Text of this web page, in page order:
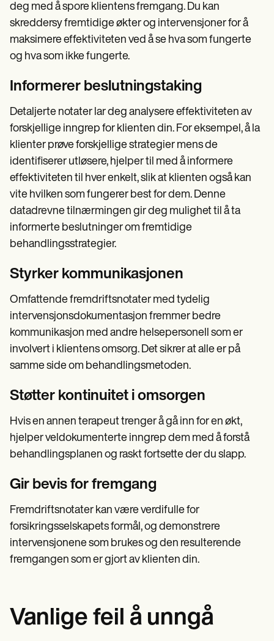
deg med å spore klientens fremgang. Du kan
skreddersy fremtidige økter og intervensjoner for å
maksimere effektiviteten ved å se hva som fungerte
og hva som ikke fungerte.
Informerer beslutningstaking
Detaljerte notater lar deg analysere effektiviteten av
forskjellige inngrep for klienten din. For eksempel, å la
klienter prøve forskjellige strategier mens de
identifiserer utløsere, hjelper til med å informere
effektiviteten til hver enkelt, slik at klienten også kan
vite hvilken som fungerer best for dem. Denne
datadrevne tilnærmingen gir deg mulighet til å ta
informerte beslutninger om fremtidige
behandlingsstrategier.
Styrker kommunikasjonen
Omfattende fremdriftsnotater med tydelig
intervensjonsdokumentasjon fremmer bedre
kommunikasjon med andre helsepersonell som er
involvert i klientens omsorg. Det sikrer at alle er på
samme side om behandlingsmetoden.
Støtter kontinuitet i omsorgen
Hvis en annen terapeut trenger å gå inn for en økt,
hjelper veldokumenterte inngrep dem med å forstå
behandlingsplanen og raskt fortsette der du slapp.
Gir bevis for fremgang
Fremdriftsnotater kan være verdifulle for
forsikringsselskapets formål, og demonstrere
intervensjonene som brukes og den resulterende
fremgangen som er gjort av klienten din.
Vanlige feil å unngå